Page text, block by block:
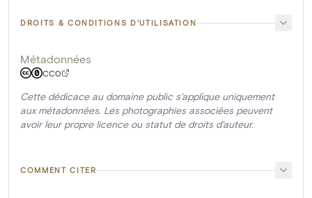
DROITS & CONDITIONS D'UTILISATION
Métadonnées
CC0
Cette dédicace au domaine public s'applique uniquement
aux métadonnées. Les photographies associées peuvent
avoir leur propre licence ou statut de droits d'auteur.
COMMENT CITER